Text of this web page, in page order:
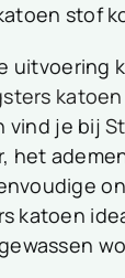
stof
uitvoering
vind je bij
het
katoen